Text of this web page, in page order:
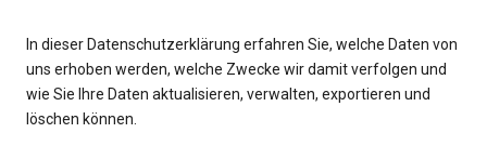
In dieser Datenschutzerklärung erfahren Sie, welche Daten von
uns erhoben werden, welche Zwecke wir damit verfolgen und
wie Sie Ihre Daten aktualisieren, verwalten, exportieren und
löschen können.